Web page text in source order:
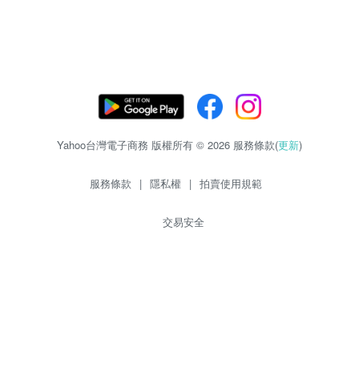
Yahoo台灣電子商務 版權所有 © 2026 服務條款(更新)
服務條款 | 隱私權 | 拍賣使用規範
交易安全